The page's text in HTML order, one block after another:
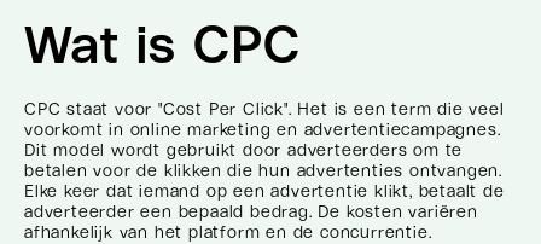
Wat is CPC
CPC staat voor "Cost Per Click". Het is een term die veel
voorkomt in online marketing en advertentiecampagnes.
Dit model wordt gebruikt door adverteerders om te
betalen voor de klikken die hun advertenties ontvangen.
Elke keer dat iemand op een advertentie klikt, betaalt de
adverteerder een bepaald bedrag. De kosten variëren
afhankelijk van het platform en de concurrentie.